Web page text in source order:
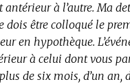
antérieur à l’autre. Ma
dois être colloqué le
en hypothèque.
à celui dont vous
de six mois, d’un an,